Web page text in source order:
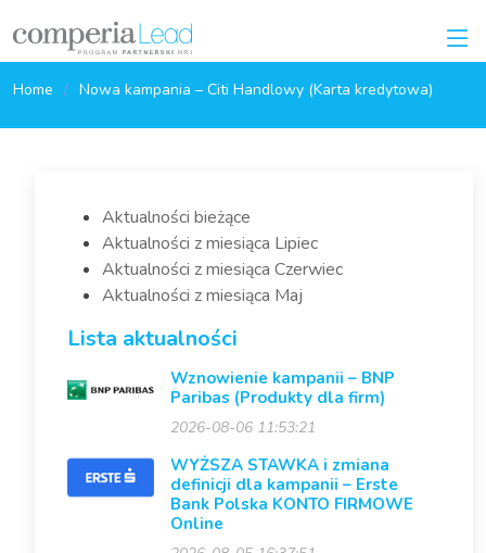
Home Nowa kampania – Citi Handlowy (Karta kredytowa)
Aktualności bieżące
Aktualności z miesiąca Lipiec
Aktualności z miesiąca Czerwiec
Aktualności z miesiąca Maj
Lista aktualności
Wznowienie kampanii – BNP
Paribas (Produkty dla firm)
2026-08-06 11:53:21
WYŻSZA STAWKA i zmiana
definicji dla kampanii – Erste
Bank Polska KONTO FIRMOWE
Online